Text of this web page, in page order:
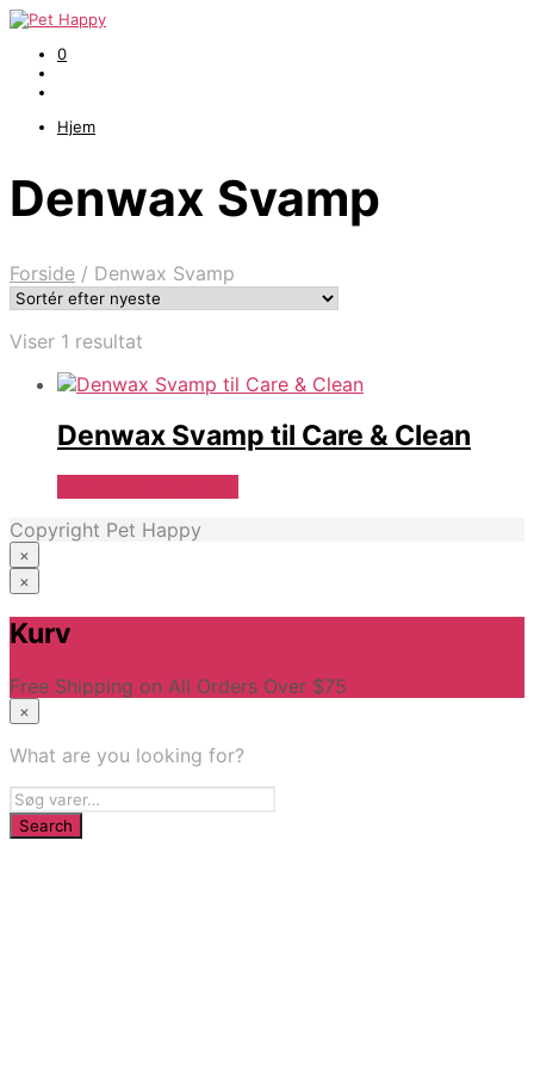
0
Hjem
Denwax Svamp
Forside / Denwax Svamp
Viser 1 resultat
Denwax Svamp til Care & Clean
Copyright Pet Happy
×
×
Hjem
Kurv
Free Shipping on All Orders Over $75
×
What are you looking for?